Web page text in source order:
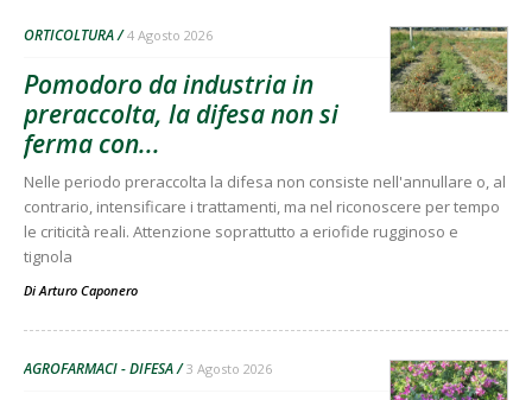
ORTICOLTURA 4 Agosto 2026
Pomodoro da industria in
preraccolta, la difesa non si
ferma con...
Nelle periodo preraccolta la difesa non consiste nell'annullare o, al
contrario, intensificare i trattamenti, ma nel riconoscere per tempo
le criticità reali. Attenzione soprattutto a eriofide rugginoso e
tignola
DiArturo Caponero
AGROFARMACI - DIFESA 3 Agosto 2026